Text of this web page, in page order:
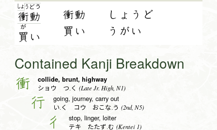
しょ う
衝
どう
動
が
買 い
衝動
買い
しょうど
うがい
Contained Kanji Breakdown
衝 collide, brunt, highway
ショウ つ.く (Late Jr. High, N1)
行 going, journey, carry out
い.く コウ おこな.う (2nd, N5)
彳 stop, linger, loiter
テキ たたず.む (Kentei 1)